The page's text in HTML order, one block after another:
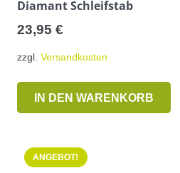
Diamant Schleifstab
23,95 €
zzgl. Versandkosten
IN DEN WARENKORB
ANGEBOT!